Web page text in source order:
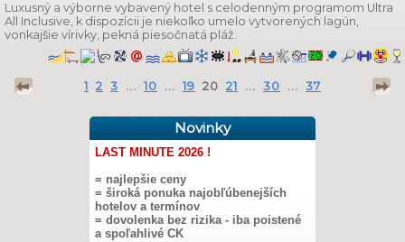
Luxusný a výborne vybavený hotel s celodenným programom Ultra
All Inclusive, k dispozícii je niekoľko umelo vytvorených lagún,
vonkajšie vírivky, pekná piesočnatá pláž.
1 2 3 ... 10 ... 19 20 21 ... 30 ... 37
Novinky
LAST MINUTE 2026 !
= najlepšie ceny
= široká ponuka najobľúbenejších
hotelov a termínov
= dovolenka bez rizika - iba poistené
a spoľahlivé CK